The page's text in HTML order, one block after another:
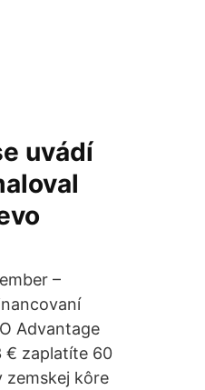
uvádí
–
Advantage
€ zaplatíte 60
zemskej kôre